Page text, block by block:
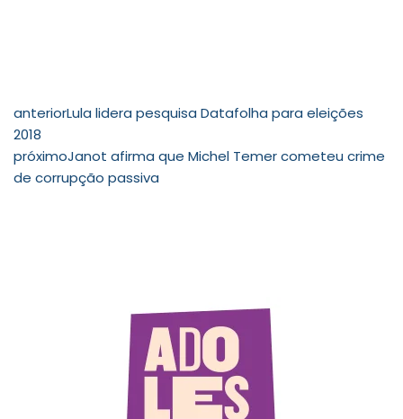
anteriorLula lidera pesquisa Datafolha para eleições
2018
próximoJanot afirma que Michel Temer cometeu crime
de corrupção passiva